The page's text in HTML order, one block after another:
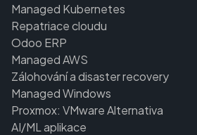
Managed Kubernetes
Repatriace cloudu
Odoo ERP
Managed AWS
Zálohování a disaster recovery
Managed Windows
Proxmox: VMware Alternativa
AI/ML aplikace